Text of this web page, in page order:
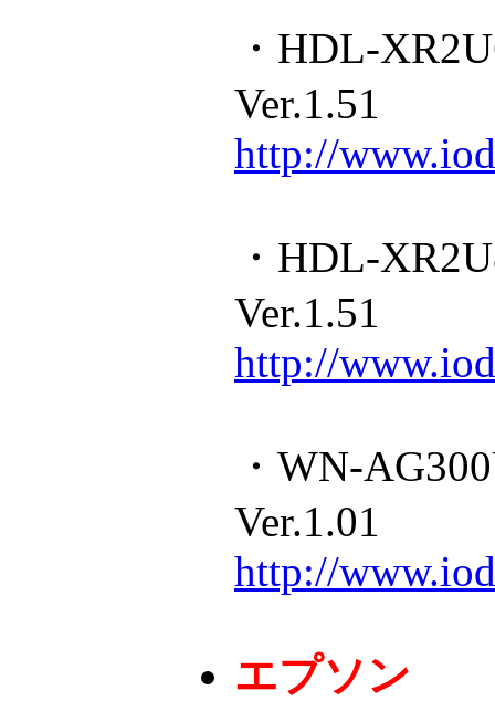
・HDL-
Ver.1.51
http://
・HDL-
Ver.1.51
http://
・WN-
Ver.1.01
http://
エプソン